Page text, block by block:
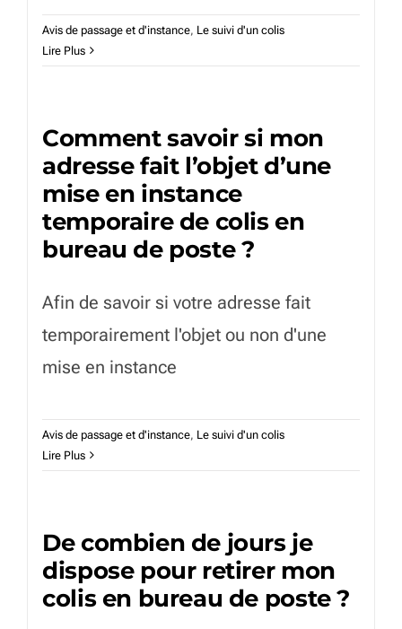
Avis de passage et d'instance, Le suivi d'un colis
Lire Plus
Comment savoir si mon
adresse fait l’objet d’une
mise en instance
temporaire de colis en
bureau de poste ?
Afin de savoir si votre adresse fait
temporairement l'objet ou non d'une
mise en instance
Avis de passage et d'instance, Le suivi d'un colis
Lire Plus
De combien de jours je
dispose pour retirer mon
colis en bureau de poste ?